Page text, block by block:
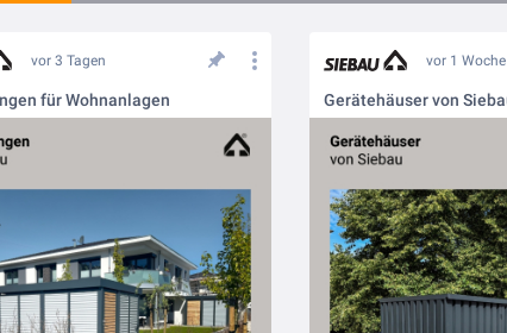
vor 3 Tagen
für Wohnanlagen
vor 1 Woche